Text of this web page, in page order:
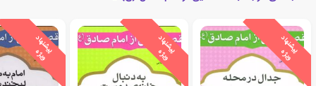
پ
ی
ش
ن
ه
ا
د
و
ی
ژ
ه پ
ی
ش
ن
ه
ا
د
و
ی
ژ
ه پ
ی
ش
ن
ه
ا
د
و
ی
ژ
ه